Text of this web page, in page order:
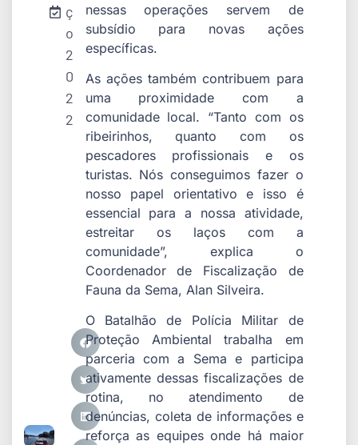
ç
o
2
0
2
2
nessas operações servem de
subsídio para novas ações
específicas.
As ações também contribuem para
uma proximidade com a
comunidade local. “Tanto com os
ribeirinhos, quanto com os
pescadores profissionais e os
turistas. Nós conseguimos fazer o
nosso papel orientativo e isso é
essencial para a nossa atividade,
estreitar os laços com a
comunidade”, explica o
Coordenador de Fiscalização de
Fauna da Sema, Alan Silveira.
O Batalhão de Polícia Militar de
Proteção Ambiental trabalha em
parceria com a Sema e participa
ativamente dessas fiscalizações de
rotina, no atendimento de
denúncias, coleta de informações e
reforça as equipes onde há maior